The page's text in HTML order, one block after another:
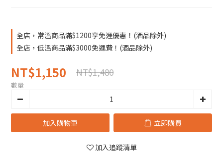
全店，常溫商品滿$1200享免運優惠！(酒品除外)
全店，低溫商品滿$3000免運費！(酒品除外)
NT$1,150 NT$1,480
數量
加入購物車 立即購買
加入追蹤清單